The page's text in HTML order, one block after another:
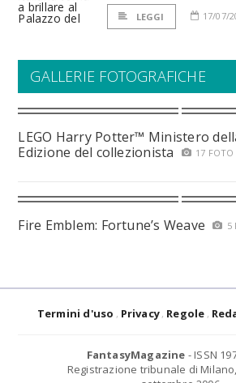
LEGGI 17/07/
GALLERIE FOTOGRAFICHE
LEGO Harry Potter™ Ministero
Edizione del collezionista
17 FOTO
Fire Emblem: Fortune’s Weave 5
Termini d'uso Privacy Regole
FantasyMagazine - ISSN
Registrazione tribunale di